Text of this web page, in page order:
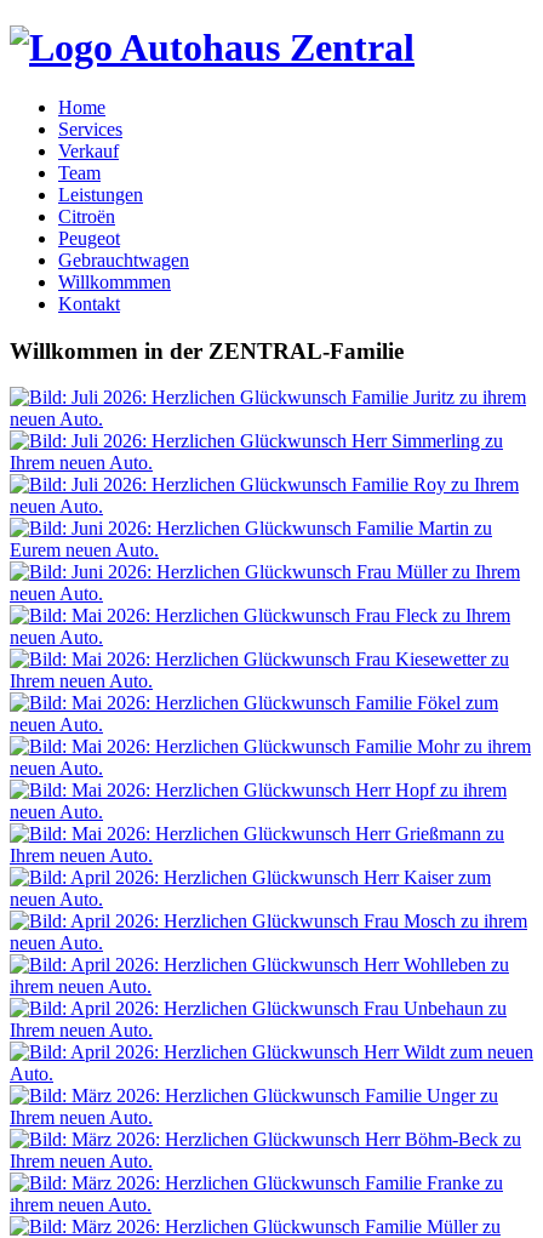
Home
Services
Verkauf
Team
Leistungen
Citroën
Peugeot
Gebrauchtwagen
Willkommmen
Kontakt
Willkommen in der ZENTRAL-Familie